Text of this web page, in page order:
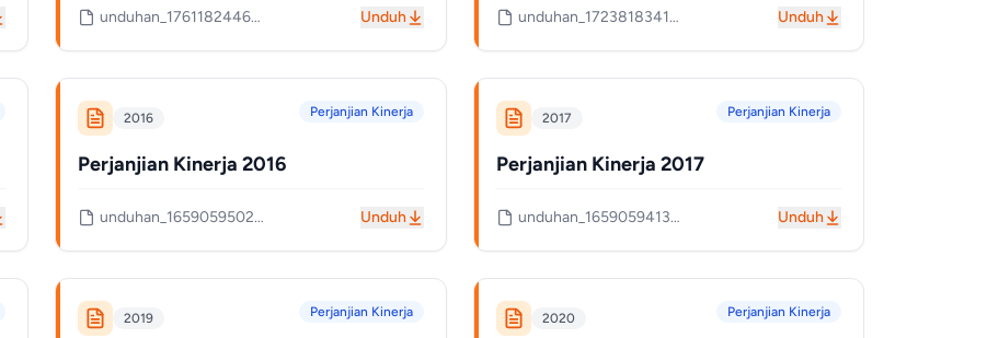
unduhan_1761182446_68f982ee25537.pdf Unduh unduhan_1723818341_66bf6165c49ca.pdf Unduh
2016 Perjanjian Kinerja
Perjanjian Kinerja 2016
unduhan_1659059502_62e33d2e18a43.pdf Unduh
2017 Perjanjian Kinerja
Perjanjian Kinerja 2017
unduhan_1659059413_62e33cd56b86d.pdf Unduh
2019 Perjanjian Kinerja 2020 Perjanjian Kinerja